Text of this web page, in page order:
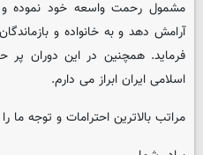
مشمول رحمت واسعه خود نموده
آرامش دهد و به خانواده و
فرماید. همچنین در این دوران پر
اسلامی ایران ابراز می دارم.
مراتب بالاترین احترامات و توجه ما